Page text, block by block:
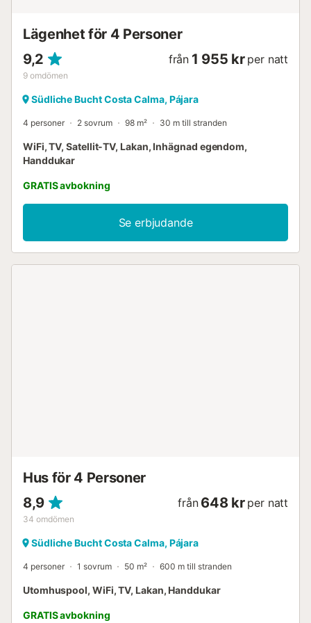
Lägenhet för 4 Personer
9,2
9 omdömen
från 1 955 kr per natt
Südliche Bucht Costa Calma, Pájara
4 personer 2 sovrum 98 m² 30 m till stranden
WiFi, TV, Satellit-TV, Lakan, Inhägnad egendom,
Handdukar
GRATIS avbokning
Se erbjudande
Hus för 4 Personer
8,9
34 omdömen
från 648 kr per natt
Südliche Bucht Costa Calma, Pájara
4 personer 1 sovrum 50 m² 600 m till stranden
Utomhuspool, WiFi, TV, Lakan, Handdukar
GRATIS avbokning